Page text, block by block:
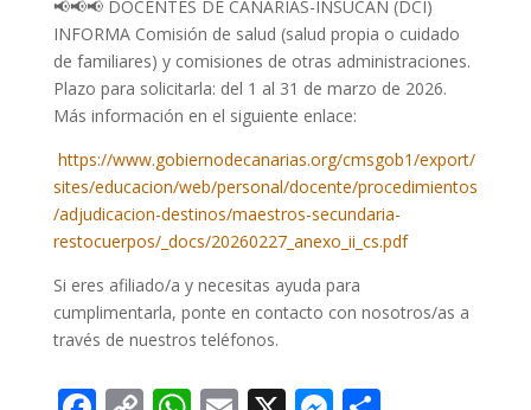
📢📢📢 DOCENTES DE CANARIAS-INSUCAN (DCI)
INFORMA Comisión de salud (salud propia o cuidado
de familiares) y comisiones de otras administraciones.
Plazo para solicitarla: del 1 al 31 de marzo de 2026.
Más información en el siguiente enlace:
https://www.gobiernodecanarias.org/cmsgob1/export/
sites/educacion/web/personal/docente/procedimientos
/adjudicacion-destinos/maestros-secundaria-
restocuerpos/_docs/20260227_anexo_ii_cs.pdf
Si eres afiliado/a y necesitas ayuda para
cumplimentarla, ponte en contacto con nosotros/as a
través de nuestros teléfonos.